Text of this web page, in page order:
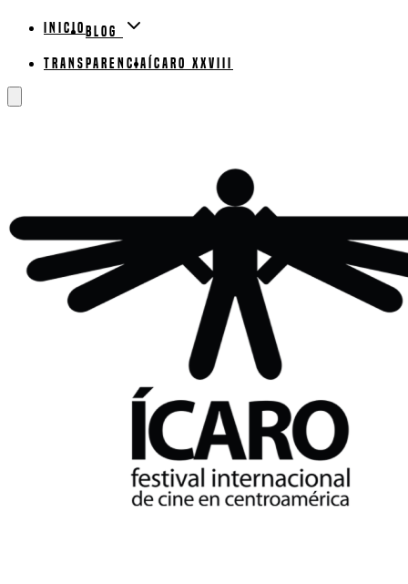
InicioBlog
TransparenciaÍCARO XXVIII